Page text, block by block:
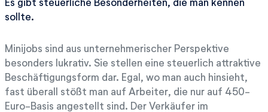
Kostenlos ausprobieren
sollte.
Minijobs sind aus unternehmerischer Perspektive
besonders lukrativ. Sie stellen eine steuerlich attraktive
Beschäftigungsform dar. Egal, wo man auch hinsieht,
fast überall stößt man auf Arbeiter, die nur auf 450-
Euro-Basis angestellt sind. Der Verkäufer im